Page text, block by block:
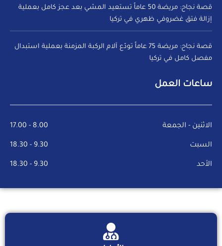
قصة نجاح: مريضة 50 عاماً تستعيد المشي بعد عجز كامل بعملية
إزالة فتق غضروفي ظهري في تركيا
قصة نجاح: مريضة 75 عاماً تودّع آلام الركبة المزمنة بعملية استبدال
مفصل كامل في تركيا
ساعات العمل
الاثنين - الجمعة 8.00 - 17.00
السبت 9.30 - 18.30
الأحد 9.30 - 18.30